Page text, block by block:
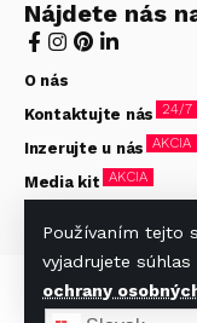
Používaním tejto
vyjadrujete súhlas
ochrany
Nájdete nás
O nás
Kontaktujte nás 24/7
Inzerujte u nás AKCIA
Media kit AKCIA
© Hotelier 2020-
vytvorené firmou